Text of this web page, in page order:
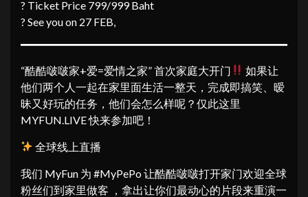
? Ticket Price 799/999 Baht
? See you on 27 FEB,
“酷酷啵啵家+爱=爱情之家” 首次家庭大开门
如果让
他们两个人一起在家里面生活一整天，完成即搞笑、暧
昧又好玩的任务，他们会怎么样呢？仅此这里
MYFUN.LIVE 快来参加吧！
全球线上直播
我们 MyFun 为 #MyPePo 让酷酷啵啵打开家门欢迎全球
粉丝们到家里做客 ，拿出让你们最动心的片段来重演一